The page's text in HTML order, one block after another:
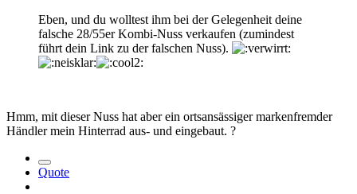
Eben, und du wolltest ihm bei der Gelegenheit deine
falsche 28/55er Kombi-Nuss verkaufen (zumindest
führt dein Link zu der falschen Nuss).
Hmm, mit dieser Nuss hat aber ein ortsansässiger markenfremder
Händler mein Hinterrad aus- und eingebaut. ?
Quote